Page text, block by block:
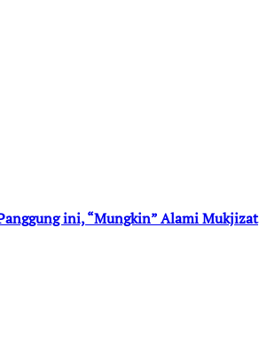
ini, “Mungkin” Alami Mukjizat